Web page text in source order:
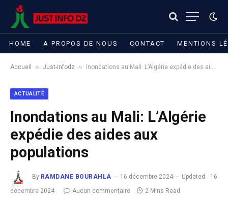
HOME A PROPOS DE NOUS CONTACT MENTIONS
Accueil » Just-infodz » Inondations au Mali: L’Algérie expédie des aides aux populations
ACTUALITÉ
Inondations au Mali: L’Algérie
expédie des aides aux
populations
By RAMDANE BOURAHLA 16 décembre 2024 Updated:
16
décembre 2024
Aucun commentaire 2 Mins Read